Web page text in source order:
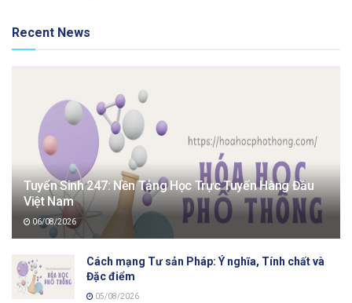
Recent News
Tuyển Sinh 247: Nền Tảng Học Trực Tuyến Hàng Đầu
Việt Nam
06/08/2026
Cách mạng Tư sản Pháp: Ý nghĩa, Tính chất và
Đặc điểm
05/08/2026